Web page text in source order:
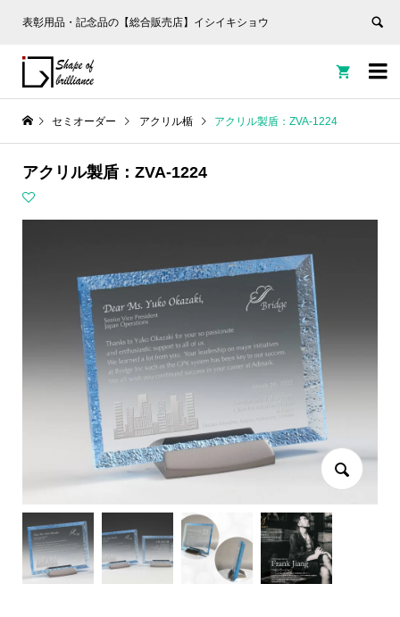
表彰用品・記念品の【総合販売店】イシイキショウ


セミオーダー アクリル楯 アクリル製盾：ZVA-1224
アクリル製盾：ZVA-1224